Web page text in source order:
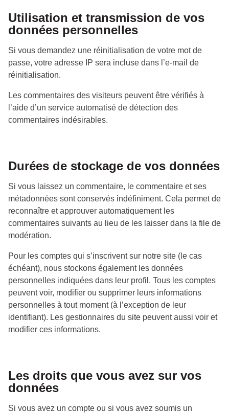
Utilisation et transmission de vos
données personnelles
Si vous demandez une réinitialisation de votre mot de
passe, votre adresse IP sera incluse dans l’e-mail de
réinitialisation.
Les commentaires des visiteurs peuvent être vérifiés à
l’aide d’un service automatisé de détection des
commentaires indésirables.
Durées de stockage de vos données
Si vous laissez un commentaire, le commentaire et ses
métadonnées sont conservés indéfiniment. Cela permet de
reconnaître et approuver automatiquement les
commentaires suivants au lieu de les laisser dans la file de
modération.
Pour les comptes qui s’inscrivent sur notre site (le cas
échéant), nous stockons également les données
personnelles indiquées dans leur profil. Tous les comptes
peuvent voir, modifier ou supprimer leurs informations
personnelles à tout moment (à l’exception de leur
identifiant). Les gestionnaires du site peuvent aussi voir et
modifier ces informations.
Les droits que vous avez sur vos
données
Si vous avez un compte ou si vous avez soumis un